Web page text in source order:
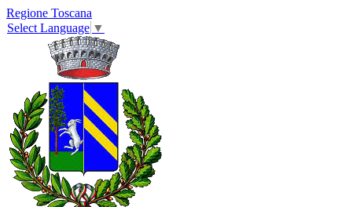
Regione Toscana
Select Language ▼